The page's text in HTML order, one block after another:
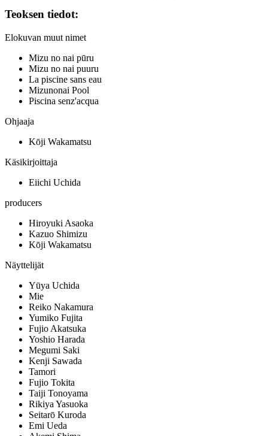
Teoksen tiedot:
Elokuvan muut nimet
Mizu no nai pūru
Mizu no nai puuru
La piscine sans eau
Mizunonai Pool
Piscina senz'acqua
Ohjaaja
Kōji Wakamatsu
Käsikirjoittaja
Eiichi Uchida
producers
Hiroyuki Asaoka
Kazuo Shimizu
Kōji Wakamatsu
Näyttelijät
Yūya Uchida
Mie
Reiko Nakamura
Yumiko Fujita
Fujio Akatsuka
Yoshio Harada
Megumi Saki
Kenji Sawada
Tamori
Fujio Tokita
Taiji Tonoyama
Rikiya Yasuoka
Seitarō Kuroda
Emi Ueda